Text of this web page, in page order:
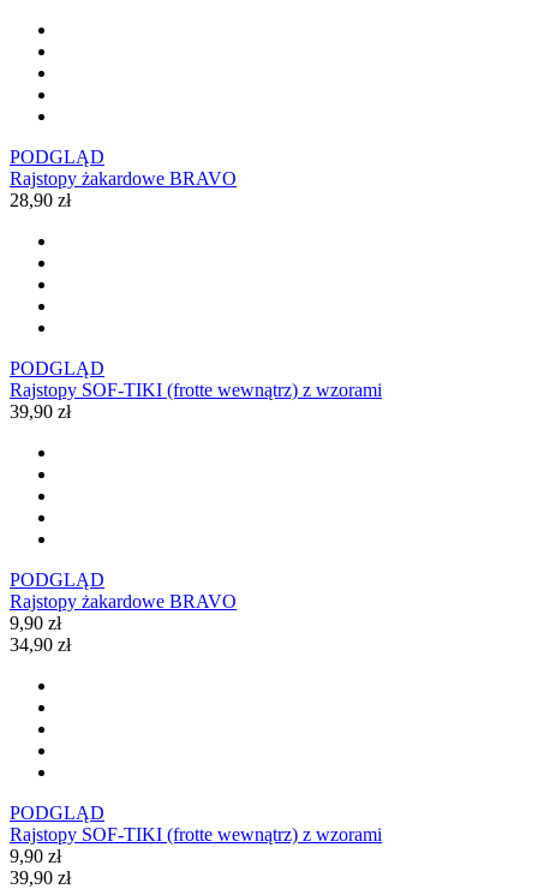
PODGLĄD
Rajstopy żakardowe BRAVO
28,90 zł
PODGLĄD
Rajstopy SOF-TIKI (frotte wewnątrz) z wzorami
39,90 zł
PODGLĄD
Rajstopy żakardowe BRAVO
9,90 zł
34,90 zł
PODGLĄD
Rajstopy SOF-TIKI (frotte wewnątrz) z wzorami
9,90 zł
39,90 zł